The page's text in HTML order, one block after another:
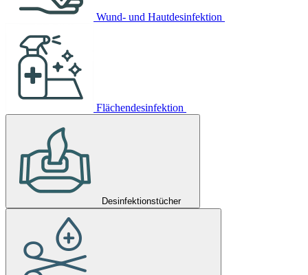
Wund- und Hautdesinfektion
Flächendesinfektion
Desinfektionstücher